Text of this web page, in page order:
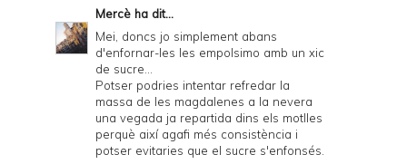
Mercè ha dit...
Mei, doncs jo simplement abans
d'enfornar-les les empolsimo amb un xic
de sucre...
Potser podries intentar refredar la
massa de les magdalenes a la nevera
una vegada ja repartida dins els motlles
perquè així agafi més consistència i
potser evitaries que el sucre s'enfonsés.